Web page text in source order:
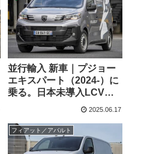
並行輸入 新車｜プジョー
エキスパート（2024-）に
乗る。日本未導入LCVの
概要・スペック・価格の
2025.06.17
フィアット／アバルト